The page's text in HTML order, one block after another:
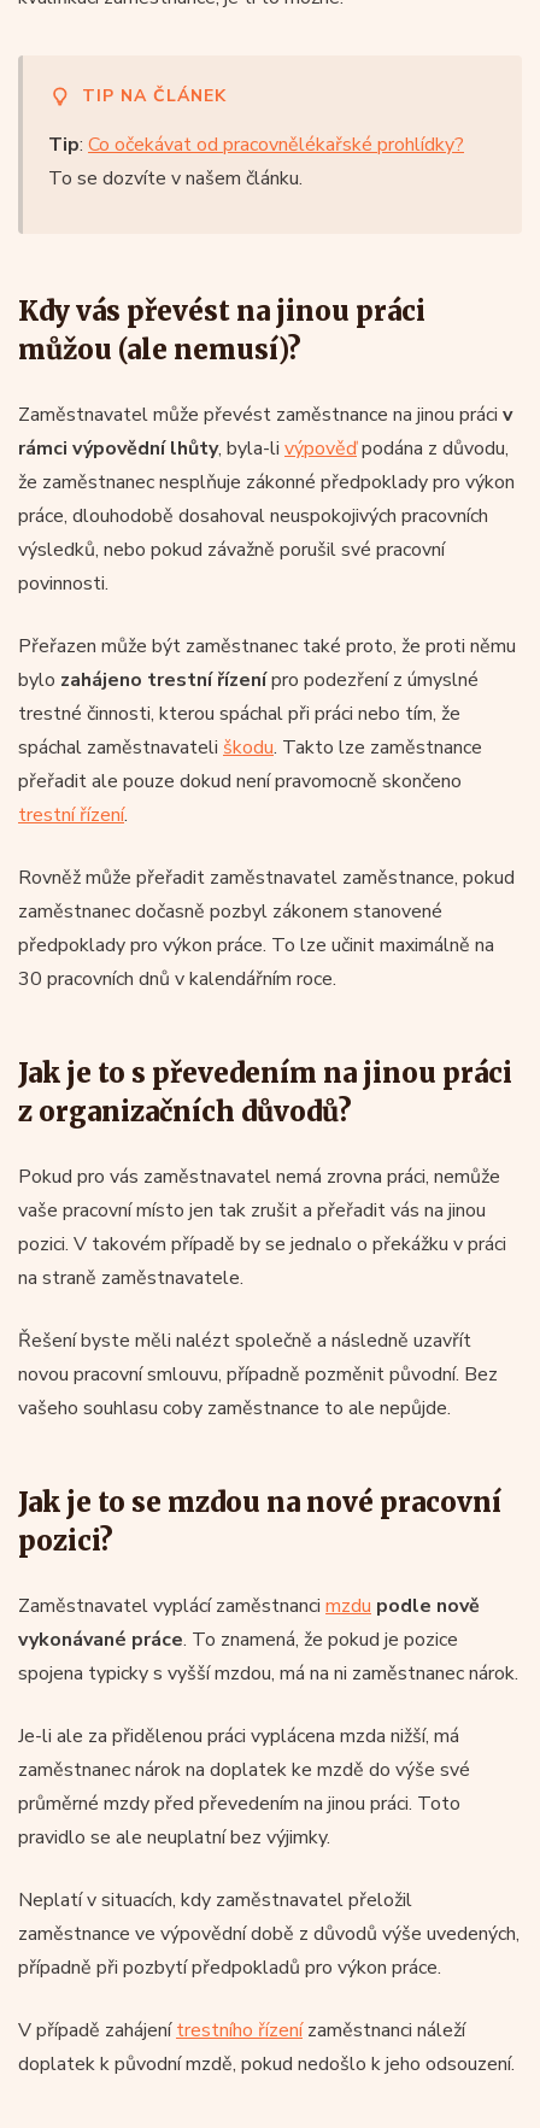
TIP NA ČLÁNEK
Tip: Co očekávat od pracovnělékařské prohlídky?
To se dozvíte v našem článku.
Kdy vás převést na jinou práci
můžou (ale nemusí)?
Zaměstnavatel může převést zaměstnance na jinou práci v
rámci výpovědní lhůty, byla-li výpověďpodána z důvodu,
že zaměstnanec nesplňuje zákonné předpoklady pro výkon
práce, dlouhodobě dosahoval neuspokojivých pracovních
výsledků, nebo pokud závažně porušil své pracovní
povinnosti.
Přeřazen může být zaměstnanec také proto, že proti němu
bylo zahájeno trestní řízenípro podezření z úmyslné
trestné činnosti, kterou spáchal při práci nebo tím, že
spáchal zaměstnavateli škodu. Takto lze zaměstnance
přeřadit ale pouze dokud není pravomocně skončeno
trestní řízení.
Rovněž může přeřadit zaměstnavatel zaměstnance, pokud
zaměstnanec dočasně pozbyl zákonem stanovené
předpoklady pro výkon práce. To lze učinit maximálně na
30 pracovních dnů v kalendářním roce.
Jak je to s převedením na jinou práci
z organizačních důvodů?
Pokud pro vás zaměstnavatel nemá zrovna práci, nemůže
vaše pracovní místo jen tak zrušit a přeřadit vás na jinou
pozici. V takovém případě by se jednalo o překážku v práci
na straně zaměstnavatele.
Řešení byste měli nalézt společně a následně uzavřít
novou pracovní smlouvu, případně pozměnit původní. Bez
vašeho souhlasu coby zaměstnance to ale nepůjde.
Jak je to se mzdou na nové pracovní
pozici?
Zaměstnavatel vyplácí zaměstnanci mzdu podle nově
vykonávané práce. To znamená, že pokud je pozice
spojena typicky s vyšší mzdou, má na ni zaměstnanec nárok.
Je-li ale za přidělenou práci vyplácena mzda nižší, má
zaměstnanec nárok na doplatek ke mzdě do výše své
průměrné mzdy před převedením na jinou práci. Toto
pravidlo se ale neuplatní bez výjimky.
Neplatí v situacích, kdy zaměstnavatel přeložil
zaměstnance ve výpovědní době z důvodů výše uvedených,
případně při pozbytí předpokladů pro výkon práce.
V případě zahájenítrestního řízenízaměstnanci náleží
doplatek k původní mzdě, pokud nedošlo k jeho odsouzení.